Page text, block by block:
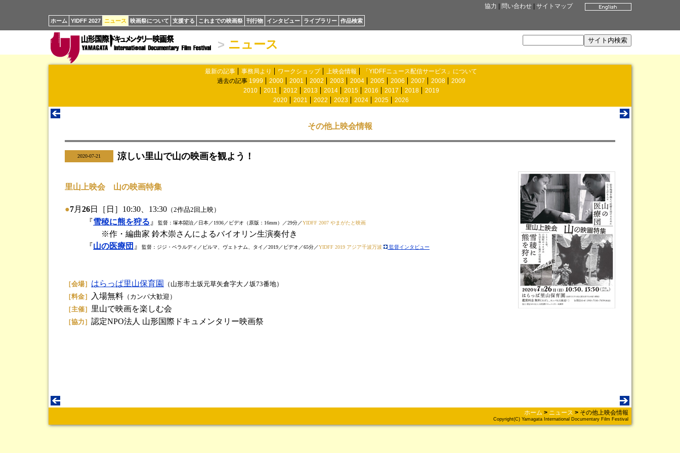
協力 問い合わせ サイトマップ
ホーム YIDFF 2027 ニュース 映画祭について 支援する これまでの映画祭 刊行物 インタビュー ライブラリー 作品検索
> ニュース
最新の記事 事務局より ワークショップ 上映会情報
「YIDFFニュース配信サービス」について
過去の記事 1999 2000 2001 2002 2003 2004 2005 2006 2007 2008
2009
2010
2011 2012 2013 2014 2015 2016 2017 2018
2019
2020
2021 2022 2023 2024 2025 2026
その他上映会情報
2020-07-21 涼しい里山で山の映画を観よう！
里山上映会 山の映画特集
●7月 26日［日］10:30、13:30 （2作品2回上映）
『雪稜に熊を狩る 』 監督：塚本閤治／日本／1936／ビデオ（原版：16mm）／29分／YIDFF 2007 やまがたと映画
※作・編曲家 鈴木崇さんによるバイオリン生演奏付き
『山の医療団 』 監督：ジジ・ベラルディ／ビルマ、ヴェトナム、タイ／2019／ビデオ／65分／YIDFF 2019 アジア千波万波 監督インタビュー
［会場］ はらっぱ里山保育園
（山形市土坂元草矢倉字大ノ坂73番地）
［料金］
入場無料 （カンパ大歓迎）
［主催］ 里山で映画を楽しむ会
［協力］ 認定NPO法人 山形国際ドキュメンタリー映画祭
ホーム > ニュース > その他上映会情報
Copyright(C) Yamagata International Documentary Film Festival